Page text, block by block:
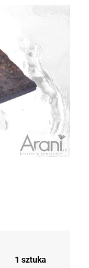
1 sztuka